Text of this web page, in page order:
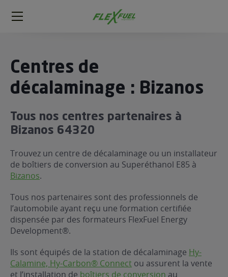
FlexFuel
Méga
?
du carburant avec
garagiste
Centres de
décalaminage : Bizanos
Tous nos centres partenaires à
Bizanos 64320
Trouvez un centre de décalaminage ou un installateur
de boîtiers de conversion au Superéthanol E85 à
Bizanos.
Tous nos partenaires sont des professionnels de
l’automobile ayant reçu une formation certifiée
dispensée par des formateurs FlexFuel Energy
Development®.
Ils sont équipés de la station de décalaminage Hy-
Calamine, Hy-Carbon® Connect ou assurent la vente
et l’installation de boîtiers de conversion au